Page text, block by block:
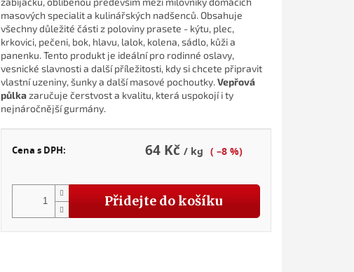
64 Kč
Cena s DPH: / kg ( –8 %)
Měrná
Přidejte do košíku
masových specialit a kulinářských nadšenců. Obsahuje
všechny důležité části z poloviny prasete - kýtu, plec,
krkovici, pečeni, bok, hlavu, lalok, kolena, sádlo, kůži a
panenku. Tento produkt je ideální pro rodinné oslavy,
vesnické slavnosti a další příležitosti, kdy si chcete připravit
vlastní uzeniny, šunky a další masové pochoutky. Vepřová
půlkazaručuje čerstvost a kvalitu, která uspokojí i ty
nejnáročnější gurmány.